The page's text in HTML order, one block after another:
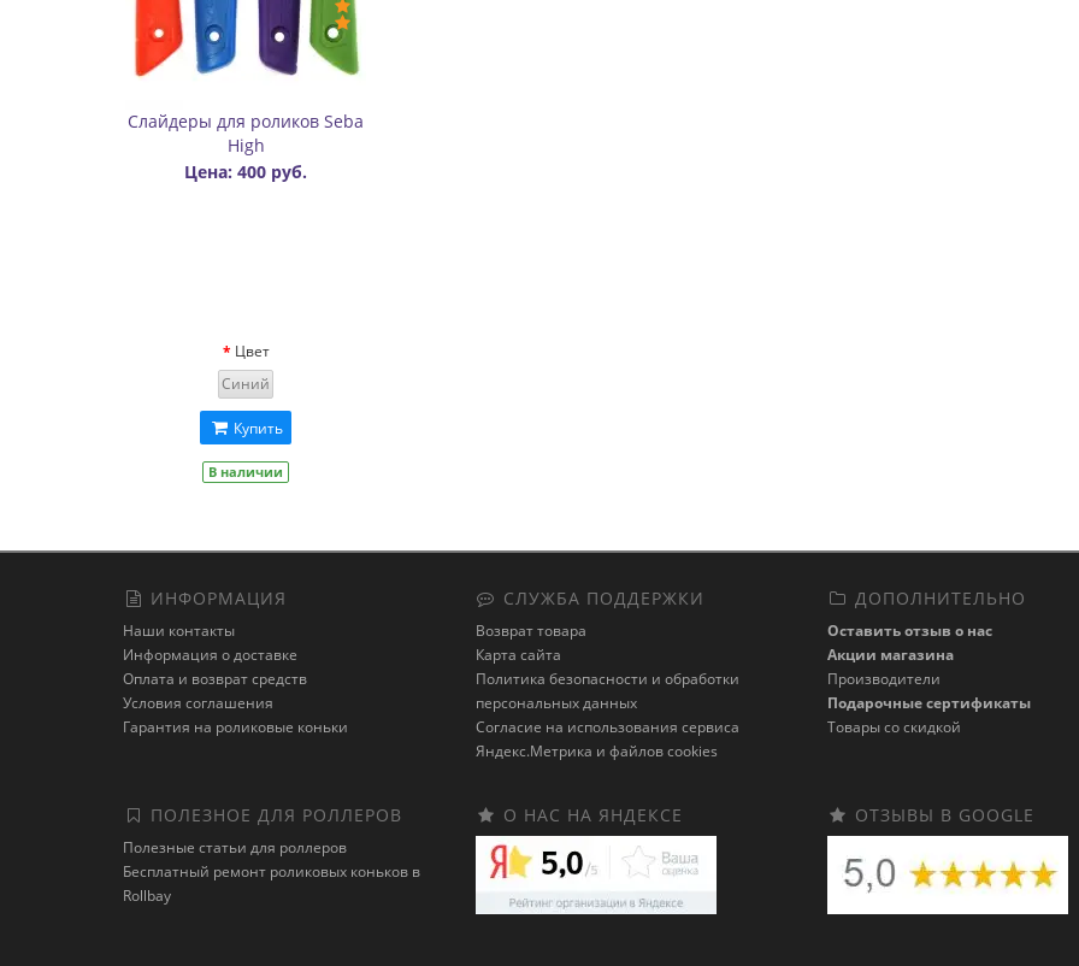
Слайдеры для роликов Seba
High
Цена: 400 руб.
Цвет
Синий
Купить
В наличии
ИНФОРМАЦИЯ
Наши контакты
Информация о доставке
Оплата и возврат средств
Условия соглашения
Гарантия на роликовые коньки
СЛУЖБА ПОДДЕРЖКИ
Возврат товара
Карта сайта
Политика безопасности и обработки
персональных данных
Cогласие на использования сервиса
Яндекс.Метрика и файлов cookies
ДОПОЛНИТЕЛЬНО
Оставить отзыв о нас
Акции магазина
Производители
Подарочные сертификаты
Товары со скидкой
ПОЛЕЗНОЕ ДЛЯ РОЛЛЕРОВ
Полезные статьи для роллеров
Бесплатный ремонт роликовых коньков в
Rollbay
О НАС НА ЯНДЕКСЕ ОТЗЫВЫ В GOOGLE